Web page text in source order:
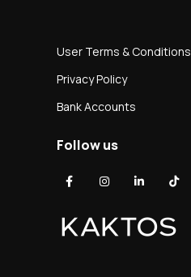
User Terms & Conditions
Privacy Policy
Bank Accounts
Follow us